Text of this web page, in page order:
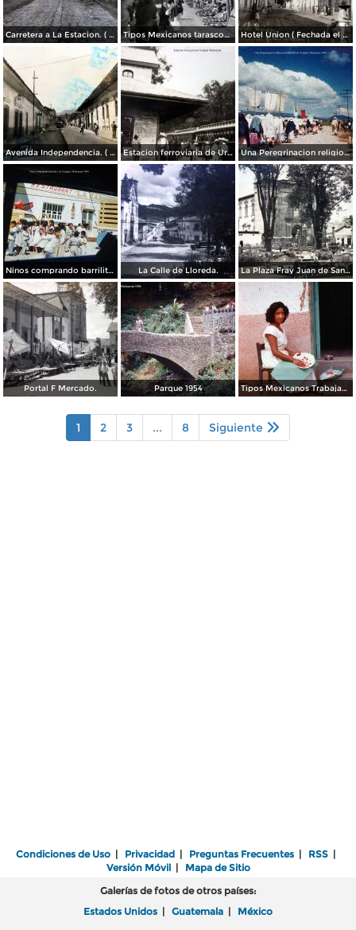
Carretera a La Estacion. ( Circulada el 26 de Junio de 1932 ). Tipos Mexicanos tarascos en dia de mercado.. Hotel Union ( Fechada el 18 de Junio de 1916 ).
Avenida Independencia. ( Circulada el 21 de Julio de 1955 ). Estacion ferroviaria de Uruapan Michoacán ( Circulada el 24 de Mayo de 1930 ). Una Peregrinacion religiosa alrededores de Uruapan, Michoacán 1960
Ninos comprando barrilitos en Uruapan, Michoacán 1960. La Calle de Lloreda. La Plaza Fray Juan de San Miguel.
Portal F Mercado. Parque 1954 Tipos Mexicanos Trabajando en la laca.
1 2 3 ... 8 Siguiente
Condiciones de Uso | Privacidad | Preguntas Frecuentes | RSS |
Versión Móvil| Mapa de Sitio
Galerías de fotos de otros países:
Estados Unidos | Guatemala | México